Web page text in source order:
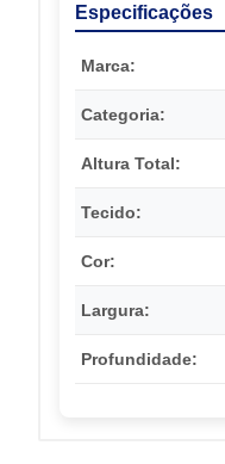
Especificações
Marca:
Categoria:
Altura Total:
Tecido:
Cor:
Largura:
Profundidade: